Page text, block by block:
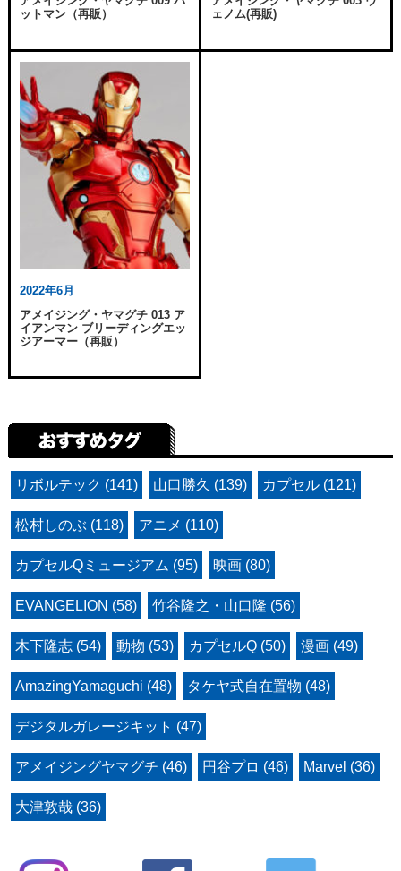
ットマン（再販）
ェノム(再販)
2022年6月
アメイジング・ヤマグチ 013 ア
イアンマン ブリーディングエッ
ジアーマー（再販）
リボルテック (141) 山口勝久 (139) カプセル (121)
松村しのぶ (118) アニメ (110)
カプセルQミュージアム (95) 映画 (80)
EVANGELION (58) 竹谷隆之・山口隆 (56)
木下隆志 (54) 動物 (53) カプセルQ (50) 漫画 (49)
AmazingYamaguchi (48) タケヤ式自在置物 (48)
デジタルガレージキット (47)
アメイジングヤマグチ (46) 円谷プロ (46) Marvel (36)
大津敦哉 (36)